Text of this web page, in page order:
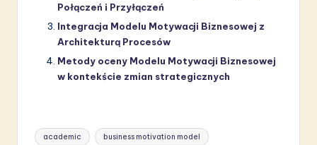
Połączeń i Przyłączeń
Integracja Modelu Motywacji Biznesowej z
Architekturą Procesów
Metody oceny Modelu Motywacji Biznesowej
w kontekście zmian strategicznych
Tags:
academic business motivation model